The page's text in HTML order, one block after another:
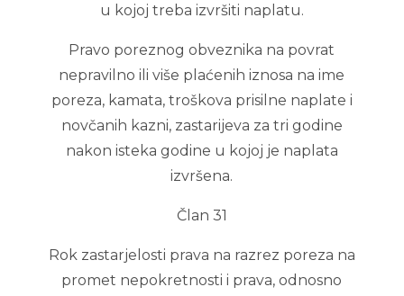
u kojoj treba izvršiti naplatu.
Pravo poreznog obveznika na povrat
nepravilno ili više plaćenih iznosa na ime
poreza, kamata, troškova prisilne naplate i
novčanih kazni, zastarijeva za tri godine
nakon isteka godine u kojoj je naplata
izvršena.
Član 31
Rok zastarjelosti prava na razrez poreza na
promet nepokretnosti i prava, odnosno